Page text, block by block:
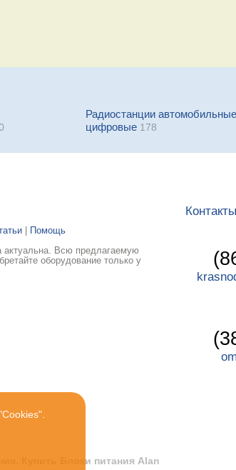
Радиостанции
цифровые178
Помощь
актуальна. Всю предлагаемую
оборудование только у
Купить Блоки питания Alan